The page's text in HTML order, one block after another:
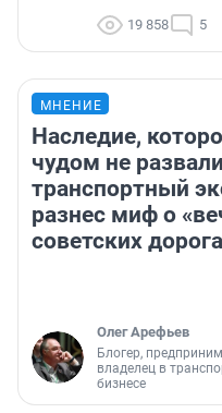
19 858 5
МНЕНИЕ
Наследие,
чудом не
транспортный
разнес миф о
советских
Олег Арефьев
Блогер,
владелец в
бизнесе